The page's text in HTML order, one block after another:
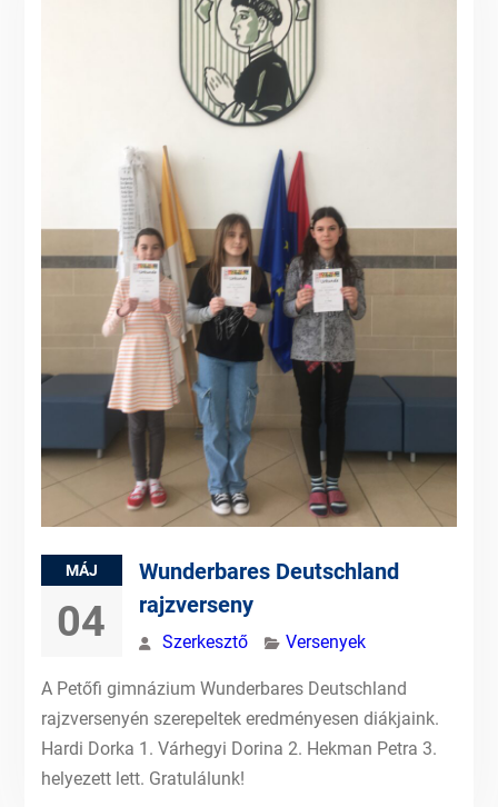
MÁJ
04
Wunderbares Deutschland
rajzverseny
Szerkesztő Versenyek
A Petőfi gimnázium Wunderbares Deutschland
rajzversenyén szerepeltek eredményesen diákjaink.
Hardi Dorka 1. Várhegyi Dorina 2. Hekman Petra 3.
helyezett lett. Gratulálunk!